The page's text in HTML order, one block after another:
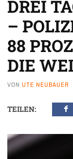
DREI
–
88
DIE
VON UTE NEUBAUER
TEILEN: